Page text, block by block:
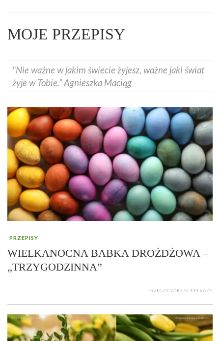
MOJE PRZEPISY
"Nie ważne w jakim świecie żyjesz, ważne jaki świat
żyje w Tobie.” Agnieszka Maciąg
PRZEPISY
WIELKANOCNA BABKA DROŻDŻOWA –
„TRZYGODZINNA”
PRZECZYTANO 76 494 RAZY